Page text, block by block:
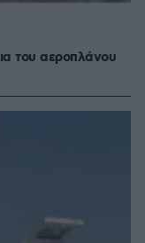
του αεροπλάνου